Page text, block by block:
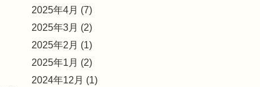
2025年4月 (7)
2025年3月 (2)
2025年2月 (1)
2025年1月 (2)
2024年12月 (1)